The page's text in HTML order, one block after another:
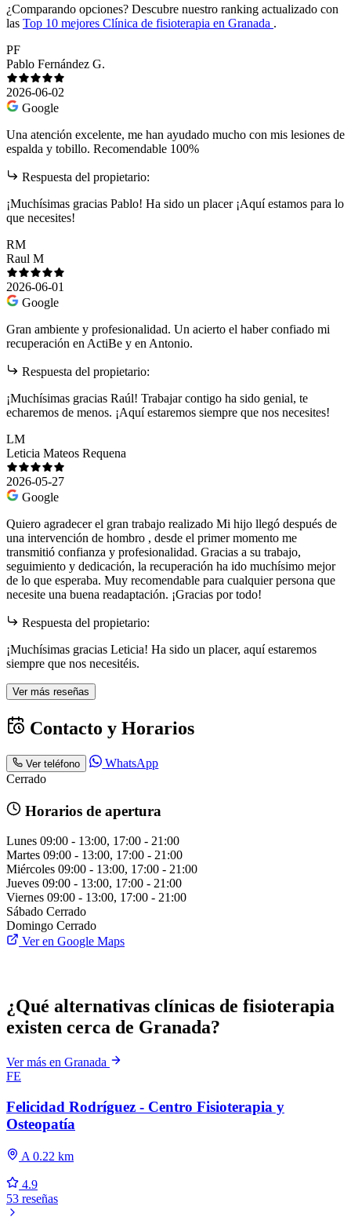
¿Comparando opciones? Descubre nuestro ranking actualizado con
las Top 10 mejores Clínica de fisioterapia en Granada .
PF
Pablo Fernández G.
2026-06-02
Google
Una atención excelente, me han ayudado mucho con mis lesiones de
espalda y tobillo. Recomendable 100%
Respuesta del propietario:
¡Muchísimas gracias Pablo! Ha sido un placer ¡Aquí estamos para lo
que necesites!
RM
Raul M
2026-06-01
Google
Gran ambiente y profesionalidad. Un acierto el haber confiado mi
recuperación en ActiBe y en Antonio.
Respuesta del propietario:
¡Muchísimas gracias Raúl! Trabajar contigo ha sido genial, te
echaremos de menos. ¡Aquí estaremos siempre que nos necesites!
LM
Leticia Mateos Requena
2026-05-27
Google
Quiero agradecer el gran trabajo realizado Mi hijo llegó después de
una intervención de hombro , desde el primer momento me
transmitió confianza y profesionalidad. Gracias a su trabajo,
seguimiento y dedicación, la recuperación ha ido muchísimo mejor
de lo que esperaba. Muy recomendable para cualquier persona que
necesite una buena readaptación. ¡Gracias por todo!
Respuesta del propietario:
¡Muchísimas gracias Leticia! Ha sido un placer, aquí estaremos
siempre que nos necesitéis.
Ver más reseñas
Contacto y Horarios
Ver teléfono
WhatsApp
Cerrado
Horarios de apertura
Lunes 09:00 - 13:00, 17:00 - 21:00
Martes 09:00 - 13:00, 17:00 - 21:00
Miércoles 09:00 - 13:00, 17:00 - 21:00
Jueves 09:00 - 13:00, 17:00 - 21:00
Viernes 09:00 - 13:00, 17:00 - 21:00
Sábado Cerrado
Domingo Cerrado
Ver en Google Maps
¿Qué alternativas clínicas de fisioterapia
existen cerca de Granada?
Ver más en Granada
FE
Felicidad Rodríguez - Centro Fisioterapia y
Osteopatía
A 0.22 km
4.9
53 reseñas